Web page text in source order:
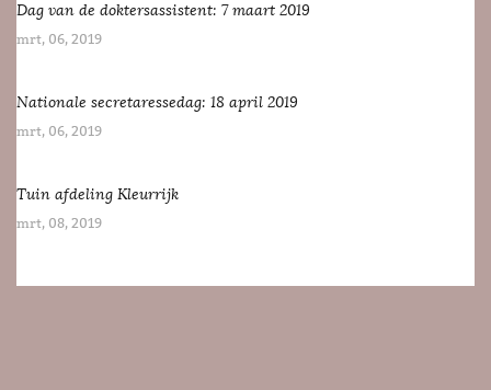
Dag van de doktersassistent: 7 maart 2019
mrt, 06, 2019
Nationale secretaressedag: 18 april 2019
mrt, 06, 2019
Tuin afdeling Kleurrijk
mrt, 08, 2019